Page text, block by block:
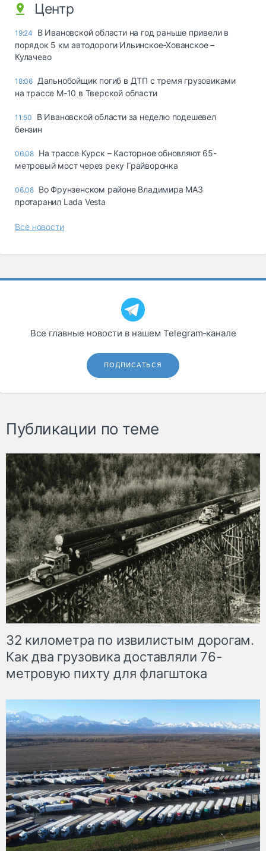
Центр
19:24
В Ивановской области на год раньше привели в
порядок 5 км автодороги Ильинское-Хованское –
Кулачево
18:06 Дальнобойщик погиб в ДТП с тремя грузовиками
на трассе М-10 в Тверской области
11:50
В Ивановской области за неделю подешевел
бензин
06.08 На трассе Курск – Касторное обновляют 65-
метровый мост через реку Грайворонка
06.08 Во Фрунзенском районе Владимира МАЗ
протаранил Lada Vesta
Все новости
Все главные новости в нашем Telegram‑канале
ПОДПИСАТЬСЯ
Публикации по теме
32 километра по извилистым дорогам.
Как два грузовика доставляли 76-
метровую пихту для флагштока